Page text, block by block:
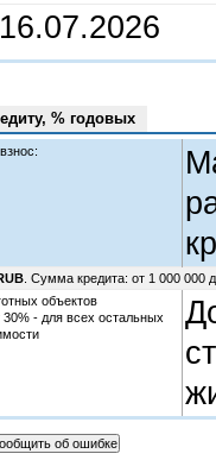
16.07.2026
% годовых
. Сумма кредита: от 1 000 000
объектов
- для всех остальных